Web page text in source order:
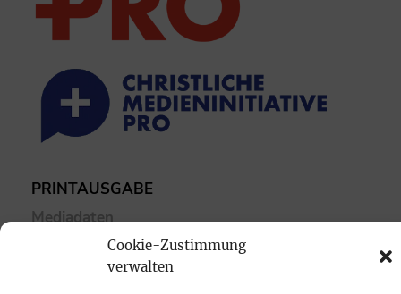
Cookie-Zustimmung
verwalten
PRINTAUSGABE
Mediadaten
PROKOMPAKT